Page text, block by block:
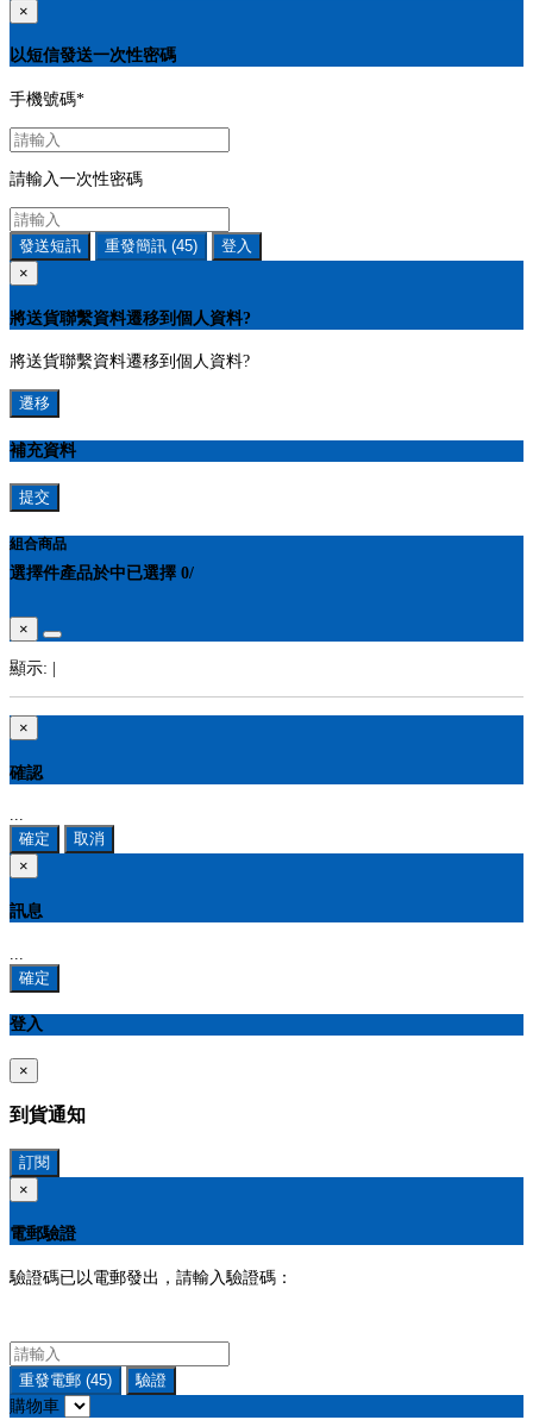
×
以短信發送一次性密碼
手機號碼*
請輸入一次性密碼
發送短訊 重發簡訊 (45)
登入
×
將送貨聯繫資料遷移到個人資料?
將送貨聯繫資料遷移到個人資料?
遷移
補充資料
提交
組合商品
選擇件產品於中已選擇 0/
×
顯示:
×
確認
...
確定
取消
×
訊息
確定
登入
×
到貨通知
訂閱
×
電郵驗證
驗證碼已以電郵發出，請輸入驗證碼：
重發電郵 (45)
驗證
購物車